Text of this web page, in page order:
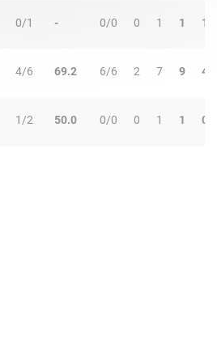
0/1 - 0/0 0 1 1 1
4/6 69.2 6/6 2 7 9 4
1/2 50.0 0/0 0 1 1 0